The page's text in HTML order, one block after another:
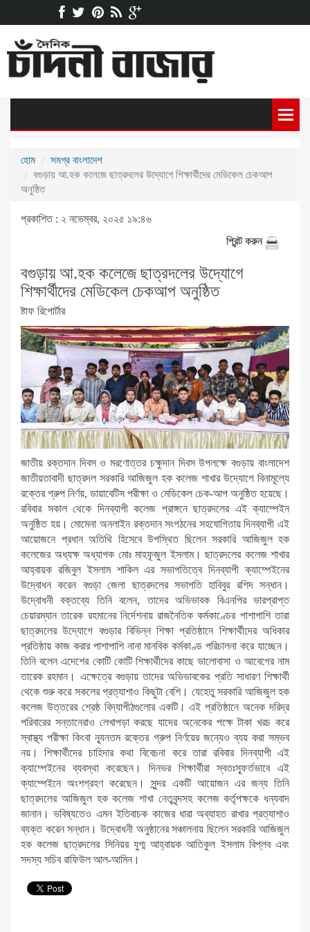
হোম
সমগ্র বাংলাদেশ
বগুড়ায় আ.হক কলেজে ছাত্রদলের উদ্যোগে শিক্ষার্থীদের মেডিকেল চেকআপ
অনুষ্ঠিত
প্রকাশিত : ২ নভেম্বর, ২০২৫ ১৯:৪৬
প্রিন্ট করুন
বগুড়ায় আ.হক কলেজে ছাত্রদলের উদ্যোগে
শিক্ষার্থীদের মেডিকেল চেকআপ অনুষ্ঠিত
ষ্টাফ রিপোর্টার
জাতীয় রক্তদান দিবস ও মরণোত্তর চক্ষুদান দিবস উপলক্ষে বগুড়ায় বাংলাদেশ
জাতীয়তাবাদী ছাত্রদল সরকারি আজিজুল হক কলেজ শাখার উদ্যোগে বিনামূল্যে
রক্তের গ্রুপ নির্ণয়, ডায়াবেটিস পরীক্ষা ও মেডিকেল চেক-আপ অনুষ্ঠিত হয়েছে।
রবিবার সকাল থেকে দিনব্যাপী কলেজ প্রাঙ্গনে ছাত্রদলের এই ক্যাম্পেইন
অনুষ্ঠিত হয়। মোমেনা অনলাইন রক্তদান সংগঠনের সহযোগিতায় দিনব্যাপী এই
আয়োজনে প্রধান অতিথি হিসেবে উপস্থিত ছিলেন সরকারি আজিজুল হক
কলেজের অধ্যক্ষ অধ্যাপক মোঃ মাহফূজুল ইসলাম। ছাত্রদলের কলেজ শাখার
আহ্বায়ক রজিবুল ইসলাম শাকিল এর সভাপতিত্বে দিনব্যাপী ক্যাম্পেইনের
উদ্বোধন করেন বগুড়া জেলা ছাত্রদলের সভাপতি হাবিবুর রশিদ সন্ধান।
উদ্বোধনী বক্তব্যে তিনি বলেন, তাদের অভিভাবক বিএনপির ভারপ্রাপ্ত
চেয়ারম্যান তারেক রহমানের নির্দেশনায় রাজনৈতিক কর্মকাণ্ডের পাশাপাশি তারা
ছাত্রদলের উদ্যোগে বগুড়ার বিভিন্ন শিক্ষা প্রতিষ্ঠানে শিক্ষার্থীদের অধিকার
প্রতিষ্ঠায় কাজ করার পাশাপাশি নানা মানবিক কর্মকাণ্ড পরিচালনা করে যাচ্ছেন।
তিনি বলেন এদেশের কোটি কোটি শিক্ষার্থীদের কাছে ভালোবাসা ও আবেগের নাম
তারেক রহমান। এক্ষেত্রে বগুড়ায় তাদের অভিভাবকের প্রতি সাধারণ শিক্ষার্থী
থেকে শুরু করে সকলের প্রত্যাশাও কিছুটা বেশি। যেহেতু সরকারি আজিজুল হক
কলেজ উত্তরের শ্রেষ্ঠ বিদ্যাপীঠগুলোর একটি। এই প্রতিষ্ঠানে অনেক দরিদ্র
পরিবারের সন্তানেরাও লেখাপড়া করছে যাদের অনেকের পক্ষে টাকা খরচ করে
স্বাস্থ্য পরীক্ষা কিংবা ন্যূনতম রক্তের গ্রুপ নির্ণয়ের জন্যেও ব্যয় করা সম্ভব
নয়। শিক্ষার্থীদের চাহিদার কথা বিবেচনা করে তারা রবিবার দিনব্যাপী এই
ক্যাম্পেইনের ব্যবস্থা করেছেন। দিনভর শিক্ষার্থীরা স্বতঃস্ফূর্তভাবে এই
ক্যাম্পেইনে অংশগ্রহণ করেছেন। সুন্দর একটি আয়োজন এর জন্য তিনি
ছাত্রদলের আজিজুল হক কলেজ শাখা নেতৃবৃন্দসহ কলেজ কর্তৃপক্ষকে ধন্যবাদ
জানান। ভবিষ্যতেও এমন ইতিবাচক কাজের ধারা অব্যাহত রাখার প্রত্যাশাও
ব্যক্ত করেন সন্ধান। উদ্বোধনী অনুষ্ঠানের সঞ্চালনায় ছিলেন সরকারি আজিজুল
হক কলেজ ছাত্রদলের সিনিয়র যুগ্ম আহ্বায়ক আতিকুল ইসলাম বিপ্লব এবং
সদস্য সচিব রাফিউল আল-আমিন।